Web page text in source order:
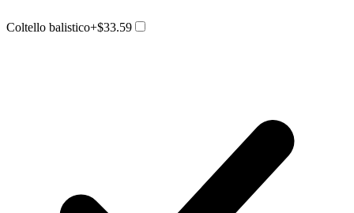
Coltello balistico+$33.59